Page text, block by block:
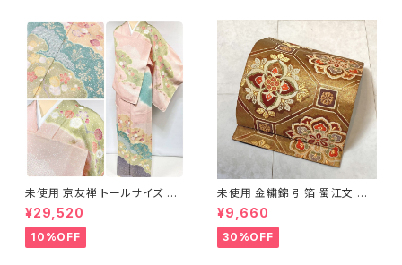
未使用 京友禅 トールサイズ 染
め分け 金彩 訪問着 袷 正絹 ピ
ンク 黄緑 紫 黄色 1438
¥29,520
10%OFF
未使用 金繍錦 引箔 蜀江文 唐
織 華紋 袋帯 正絹 金糸 ゴール
ド 赤 紫 710
¥9,660
30%OFF